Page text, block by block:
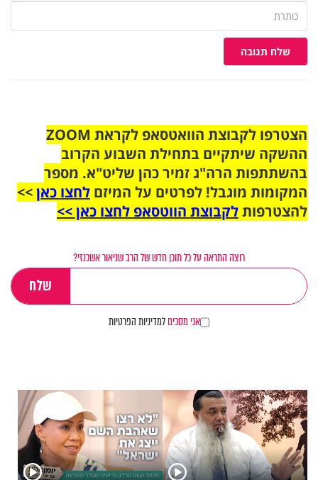
שלח תגובה
הצטרפו לקבוצת הוואטסאפ לקראת ZOOM
ההשקה שיתקיים בתחילת השבוע הקרוב
בהשתתפות הרה"ג זמיר כהן שליט"א. מספר
המקומות מוגבל! לפרטים על המיזם לחצו כאן>>
להצטרפותלקבוצת הווטסאפ לחצו כאן >>
רוצה התראה על כל תוכן חדש של הרב שניאור אשכנזי?
אני מסכיםלמדיניות הפרטיות